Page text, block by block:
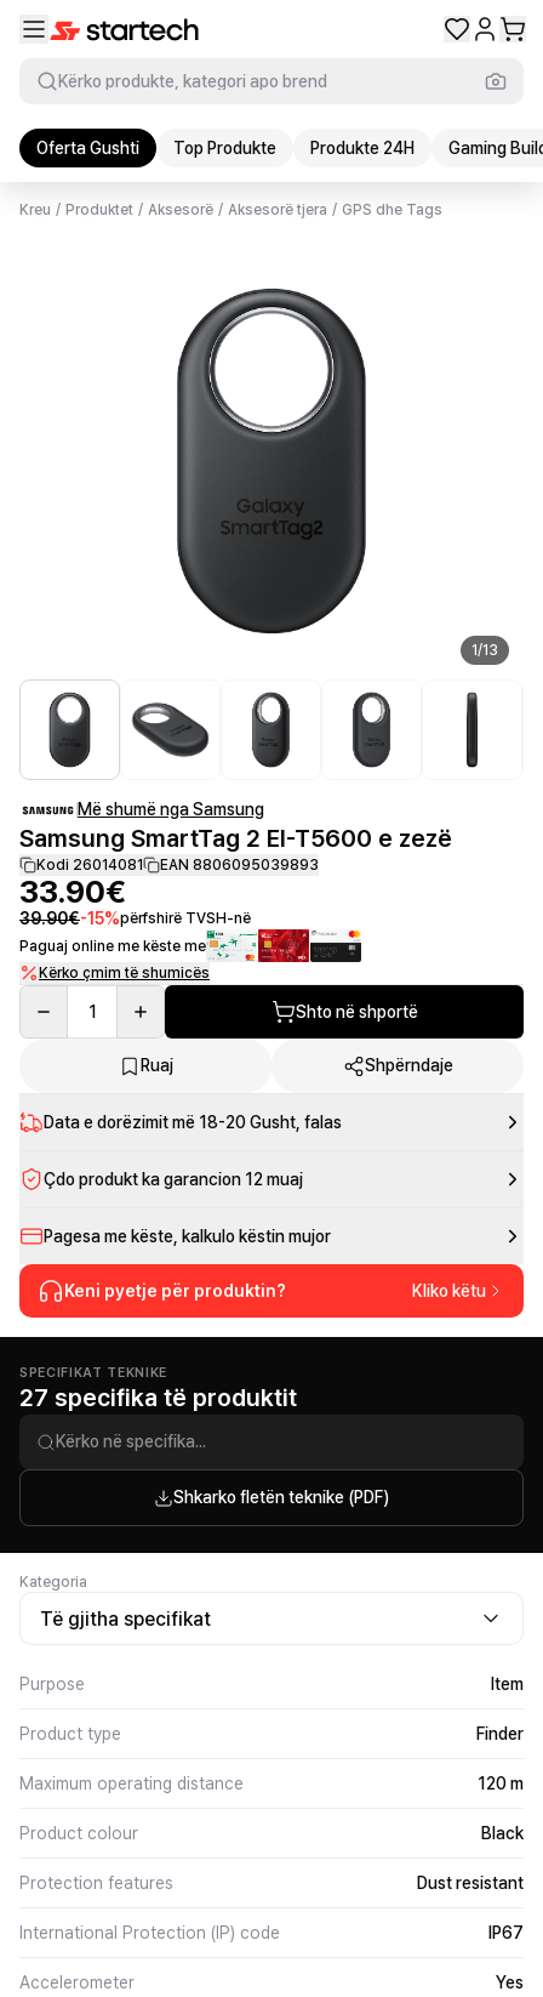
Kërko produkte, kategori apo brend
Oferta Gushti Top Produkte Produkte 24H Gaming
Kreu / Produktet / Aksesorë / Aksesorë tjera / GPS dhe Tags
1/13
Më shumë nga Samsung
Samsung SmartTag 2 EI-T5600 e zezë
Kodi 26014081 EAN 8806095039893
33.90€
39.90€-15%përfshirë TVSH-në
Paguaj online me këste me
Kërko çmim të shumicës
1 Shto në shportë
Ruaj Shpërndaje
Data e dorëzimit më 18-20 Gusht , falas
Çdo produkt ka garancion 12 muaj
Pagesa me këste, kalkulo këstin mujor
Keni pyetje për produktin? Kliko këtu
SPECIFIKAT TEKNIKE
27 specifika të produktit
Shkarko fletën teknike (PDF)
Kategoria
Të gjitha specifikat
Purpose Item
Product type Finder
Maximum operating distance 120 m
Product colour Black
Protection features Dust resistant
International Protection (IP) code IP67
Accelerometer Yes